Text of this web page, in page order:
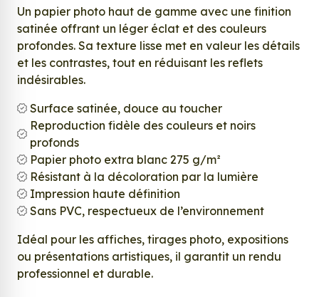
Un papier photo haut de gamme avec une finition
satinée offrant un léger éclat et des couleurs
profondes. Sa texture lisse met en valeur les détails
et les contrastes, tout en réduisant les reflets
indésirables.
Surface satinée, douce au toucher
Reproduction fidèle des couleurs et noirs
profonds
Papier photo extra blanc 275 g/m²
Résistant à la décoloration par la lumière
Impression haute définition
Sans PVC, respectueux de l’environnement
Idéal pour les affiches, tirages photo, expositions
ou présentations artistiques, il garantit un rendu
professionnel et durable.